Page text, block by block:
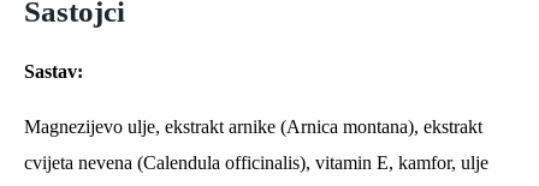
Sastojci
Sastav:
Magnezijevo ulje, ekstrakt arnike (Arnica montana), ekstrakt
cvijeta nevena (Calendula officinalis), vitamin E, kamfor, ulje